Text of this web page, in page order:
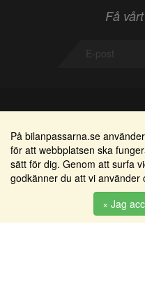
Få
Bilanpassarna
Smedjegatan 22
352 46 Växjö
info@bilanpassarna.se
På bilanpassarna.se
för att webbplatsen ska
sätt för dig. Genom att surfa
godkänner du att vi använder
× Jag